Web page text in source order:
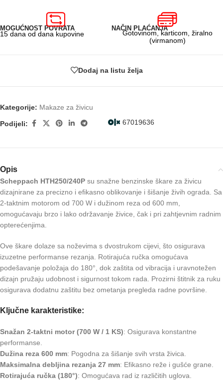
MOGUĆNOST POVRATA
15 dana od dana kupovine
NAČIN PLAĆANJA
Gotovinom, karticom, žiralno
(virmanom)
Dodaj na listu želja
Kategorije: Makaze za živicu
67019636
Podijeli:
Opis
Scheppach HTH250/240P su snažne benzinske škare za živicu
dizajnirane za precizno i efikasno oblikovanje i šišanje živih ograda. Sa
2-taktnim motorom od 700 W i dužinom reza od 600 mm,
omogućavaju brzo i lako održavanje živice, čak i pri zahtjevnim radnim
opterećenjima.
Ove škare dolaze sa noževima s dvostrukom cijevi, što osigurava
izuzetne performanse rezanja. Rotirajuća ručka omogućava
podešavanje položaja do 180°, dok zaštita od vibracija i uravnotežen
dizajn pružaju udobnost i sigurnost tokom rada. Prozirni štitnik za ruku
osigurava dodatnu zaštitu bez ometanja pregleda radne površine.
Ključne karakteristike:
Snažan 2-taktni motor (700 W / 1 KS): Osigurava konstantne
performanse.
Dužina reza 600 mm: Pogodna za šišanje svih vrsta živica.
Maksimalna debljina rezanja 27 mm: Efikasno reže i gušće grane.
Rotirajuća ručka (180°): Omogućava rad iz različitih uglova.